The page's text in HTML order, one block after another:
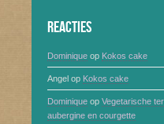
Reacties
Dominique op Kokos cake
Angel op Kokos cake
Dominique op Vegetarische
aubergine en courgette